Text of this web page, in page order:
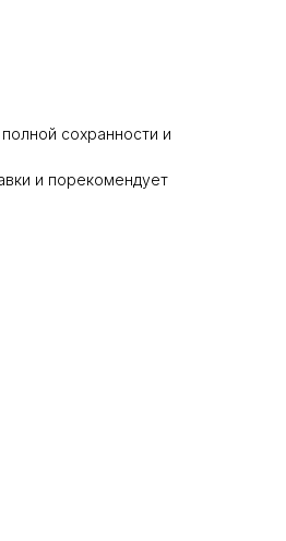
сохранности и
и порекомендует